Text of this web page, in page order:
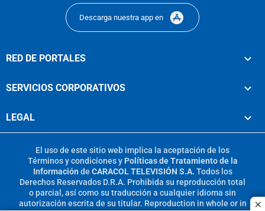
Descarga nuestra app en
RED DE PORTALES
SERVICIOS CORPORATIVOS
LEGAL
El uso de este sitio web implica la aceptación de los
Términos y condicionesy Políticas de Tratamiento de la
Información de CARACOL TELEVISIÓN S.A. Todos los
Derechos Reservados D.R.A. Prohibida su reproducción total
o parcial, así como su traducción a cualquier idioma sin
autorización escrita de su titular. Reproduction in whole or in